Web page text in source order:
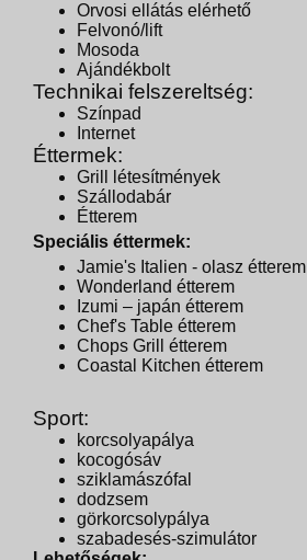
Orvosi ellátás elérhető
Felvonó/lift
Mosoda
Ajándékbolt
Technikai felszereltség:
Színpad
Internet
Éttermek:
Grill létesítmények
Szállodabár
Étterem
Speciális éttermek:
Jamie's Italien - olasz étterem
Wonderland étterem
Izumi – japán étterem
Chef's Table étterem
Chops Grill étterem
Coastal Kitchen étterem
Sport:
korcsolyapálya
kocogósáv
sziklamászófal
dodzsem
görkorcsolypálya
szabadesés-szimulátor